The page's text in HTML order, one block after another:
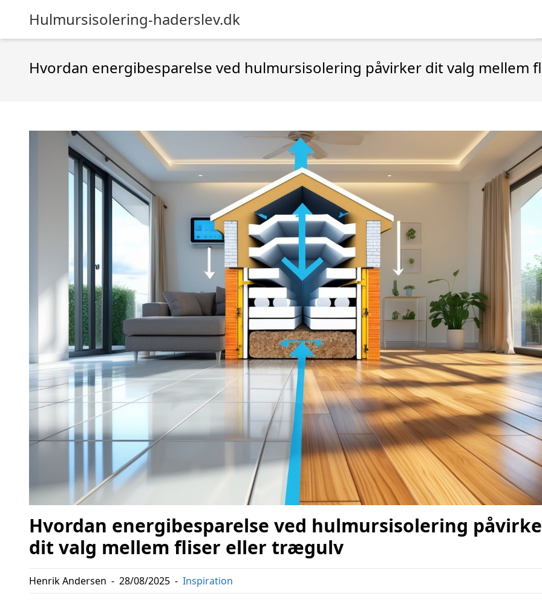
Hulmursisolering-haderslev.dk
Hvordan energibesparelse ved hulmursisolering påvirker dit valg mellem
Hvordan energibesparelse ved hulmursisolering
dit valg mellem fliser eller trægulv
Henrik Andersen - 28/08/2025 - Inspiration